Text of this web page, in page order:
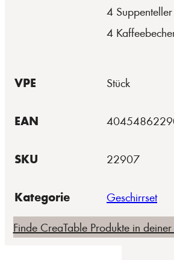
4
4
VPE Stück
EAN
SKU 22907
Kategorie
Geschirrset
Finde CreaTable Produkte in